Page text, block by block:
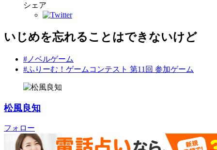
シェア
いじめを忘れることはできないけど
#ノベルゲーム
#ふりーむ！ゲームコンテスト 第11回 参加ゲーム
松風良知
フォロー